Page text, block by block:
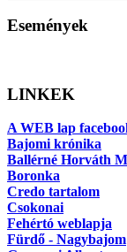
Események
LINKEK
A WEB lap
Bajomi krónika
Ballérné Horváth
Boronka
Credo tartalom
Csokonai
Fehértó weblapja
Fürdő - Nagybajom